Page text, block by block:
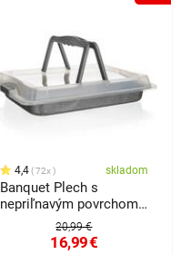
4,4 72x skladom
Banquet Plech s
nepriľnavým povrchom
Granite s vekom, 42 x 29
20,99 €
16,99€